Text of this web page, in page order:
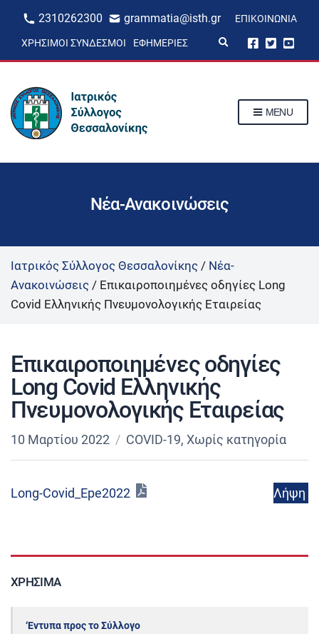
2310262300 grammatia@isth.gr ΕΠΙΚΟΙΝΩΝΊΑ
ΧΡΉΣΙΜΟΙ ΣΎΝΔΕΣΜΟΙ ΕΦΗΜΕΡΊΕΣ
p
m
MENU
Νέα-Ανακοινώσεις
Ιατρικός Σύλλογος Θεσσαλονίκης / Νέα-
Ανακοινώσεις / Επικαιροποιημένες οδηγίες Long
Covid Ελληνικής Πνευμονολογικής Εταιρείας
Επικαιροποιημένες οδηγίες
Long Covid Ελληνικής
Πνευμονολογικής Εταιρείας
10 Μαρτίου 2022 COVID-19, Χωρίς κατηγορία
Long-Covid_Epe2022 Λήψη
ΧΡΉΣΙΜΑ
‘Εντυπα προς το Σύλλογο